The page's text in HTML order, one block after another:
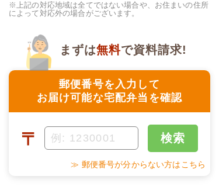
※上記の対応地域は全てではない場合や、お住まいの住所
によって対応外の場合がございます。
郵便番号を入力して
お届け可能な宅配弁当を確認
まずは無料で資料請求!
〒 検索
≫ 郵便番号が分からない方はこちら